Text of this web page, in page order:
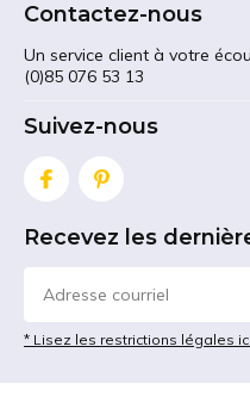
Contactez-nous
Un service client à votre
(0)85 076 53 13
Suivez-nous
Recevez les
* Lisez les restrictions légales ici